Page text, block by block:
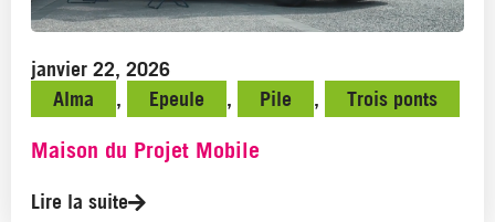
janvier 22, 2026
Alma
, Epeule , Pile , Trois ponts
Maison du Projet Mobile
Lire la suite